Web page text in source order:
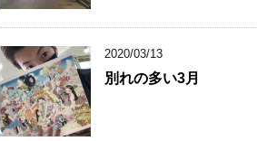
2020/03/13
別れの多い3月